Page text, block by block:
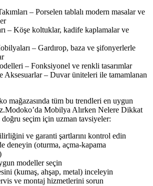
– Porselen tablalı modern masalar ve
– Köşe koltuklar, kadife kaplamalar ve
– Gardırop, baza ve şifonyerlerle
– Fonksiyonel ve renkli tasarımlar
Aksesuarlar – Duvar üniteleri ile tamamlanan
mağazasında tüm bu trendleri en uygun
Mobilya Alırken Nelere Dikkat
seçim için uzman tavsiyeler:
ve garanti şartlarını kontrol edin
deneyin (oturma, açma-kapama
modeller seçin
(kumaş, ahşap, metal) inceleyin
ve montaj hizmetlerini sorun